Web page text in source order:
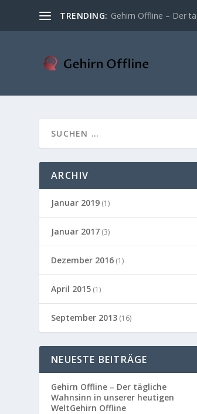
TRENDING: Gehirn Offline – Der
ARCHIV
Januar 2019 (1)
Januar 2017 (3)
Dezember 2016 (1)
April 2015 (1)
September 2013 (16)
NEUESTE BEITRÄGE
Gehirn Offline – Der tägliche
Wahnsinn in unserer heutigen
WeltGehirn Offline